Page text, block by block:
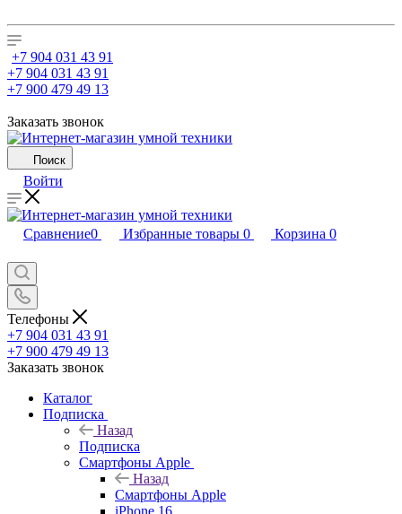
+7 904 031 43 91
+7 904 031 43 91
+7 900 479 49 13
Заказать звонок
Поиск
Войти
Сравнение0 Избранные товары 0 Корзина 0
Телефоны
+7 904 031 43 91
+7 900 479 49 13
Заказать звонок
Каталог
Подписка
Назад
Подписка
Смартфоны Apple
Назад
Смартфоны Apple
iPhone 16